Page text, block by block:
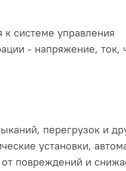
системе управления
- напряжение, ток,
перегрузок и
установки,
повреждений и